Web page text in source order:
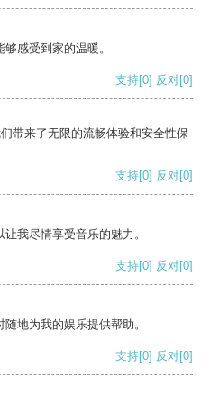
感受到家的温暖。
支持[0] 反对[0]
带来了无限的流畅体验和安全性保
支持[0] 反对[0]
我尽情享受音乐的魅力。
支持[0] 反对[0]
地为我的娱乐提供帮助。
支持[0] 反对[0]